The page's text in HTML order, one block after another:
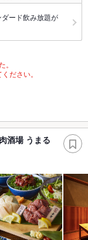
ード飲み放題が
ださい。
酒場 うまる